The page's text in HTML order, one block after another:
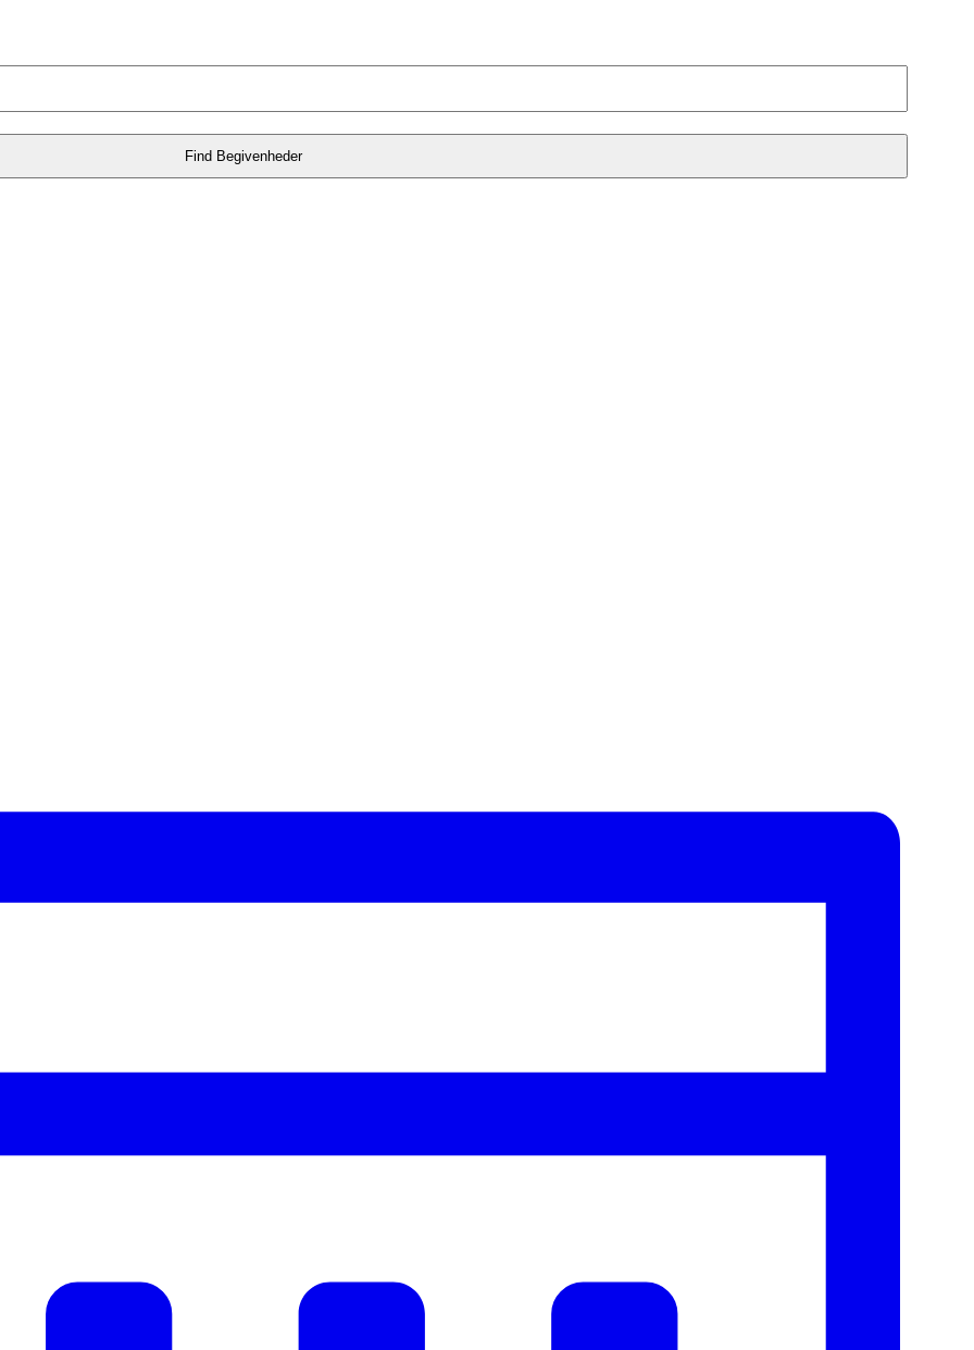
Find Begivenheder